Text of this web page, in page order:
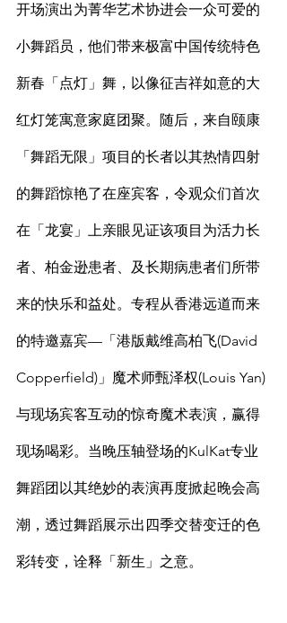
开场演出为菁华艺术协进会一众可爱的
小舞蹈员，他们带来极富中国传统特色
新春「点灯」舞，以像征吉祥如意的大
红灯笼寓意家庭团聚。随后，来自颐康
「舞蹈无限」项目的长者以其热情四射
的舞蹈惊艳了在座宾客，令观众们首次
在「龙宴」上亲眼见证该项目为活力长
者、柏金逊患者、及长期病患者们所带
来的快乐和益处。专程从香港远道而来
的特邀嘉宾—「港版戴维高柏飞(David
Copperfield)」魔术师甄泽权(Louis Yan)
与现场宾客互动的惊奇魔术表演，赢得
现场喝彩。当晚压轴登场的KulKat专业
舞蹈团以其绝妙的表演再度掀起晚会高
潮，透过舞蹈展示出四季交替变迁的色
彩转变，诠释「新生」之意。